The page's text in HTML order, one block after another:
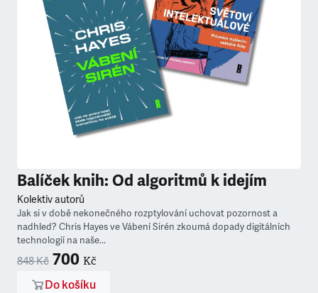
Balíček knih: Od algoritmů k idejím
Kolektiv autorů
Jak si v době nekonečného rozptylování uchovat pozornost a
nadhled? Chris Hayes ve Vábení Sirén zkoumá dopady digitálních
technologií na naše...
848 Kč 700 Kč
Do košíku